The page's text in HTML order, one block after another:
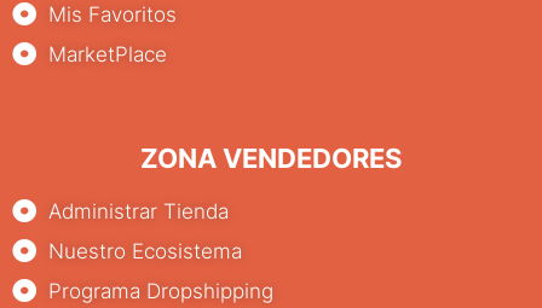
Mis Favoritos
MarketPlace
ZONA VENDEDORES
Administrar Tienda
Nuestro Ecosistema
Programa Dropshipping